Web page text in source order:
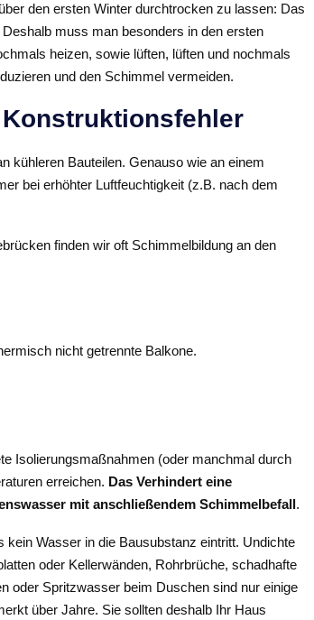
den ersten Winter durchtrocken zu lassen: Das
muss man besonders in den ersten
heizen, sowie lüften, lüften und nochmals
und den Schimmel vermeiden.
kühleren Bauteilen. Genauso wie an einem
bei erhöhter Luftfeuchtigkeit (z.B. nach dem
finden wir oft Schimmelbildung an den
nicht getrennte Balkone.
Isolierungsmaßnahmen (oder manchmal durch
erreichen. Das Verhindert eine
mit anschließendem Schimmelbefall.
Wasser in die Bausubstanz eintritt. Undichte
oder Kellerwänden, Rohrbrüche, schadhafte
oder Spritzwasser beim Duschen sind nur einige
über Jahre. Sie sollten deshalb Ihr Haus